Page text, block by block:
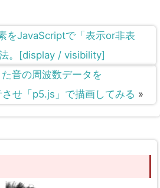
をJavaScriptで「表示or非表
。[display / visibility]
た音の周波数データを
させ「p5.js」で描画してみる »